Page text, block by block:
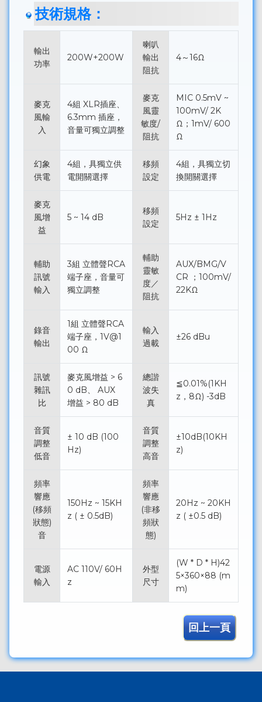
技術規格：
輸出
功率
200W+200W
喇叭
輸出
阻抗
4～16Ω
麥克
風輸
入
4組 XLR插座、
6.3mm 插座，
音量可獨立調整
麥克
風靈
敏度/
阻抗
MIC 0.5mV ~
100mV/ 2K
Ω；1mV/ 600
Ω
幻象
供電
4組，具獨立供
電開關選擇
移頻
設定
4組，具獨立切
換開關選擇
麥克
風增
益
5 ~ 14 dB
移頻
設定
5Hz ± 1Hz
輔助
訊號
輸入
3組 立體聲RCA
端子座，音量可
獨立調整
輔助
靈敏
度／
阻抗
AUX/BMG/V
CR ；100mV/
22KΩ
錄音
輸出
1組 立體聲RCA
端子座，1V@1
00 Ω
輸入
過載
±26 dBu
訊號
雜訊
比
麥克風增益 > 6
0 dB、 AUX
增益 > 80 dB
總諧
波失
真
≦0.01%(1KH
z，8Ω) -3dB
音質
調整
低音
± 10 dB (100
Hz)
音質
調整
高音
±10dB(10KH
z)
頻率
響應
(移頻
狀態)
音
150Hz ~ 15KH
z ( ± 0.5dB)
頻率
響應
(非移
頻狀
態)
20Hz ~ 20KH
z ( ±0.5 dB)
電源
輸入
AC 110V/ 60H
z
外型
尺寸
(W * D * H)42
5×360×88 (m
m)
回上一頁